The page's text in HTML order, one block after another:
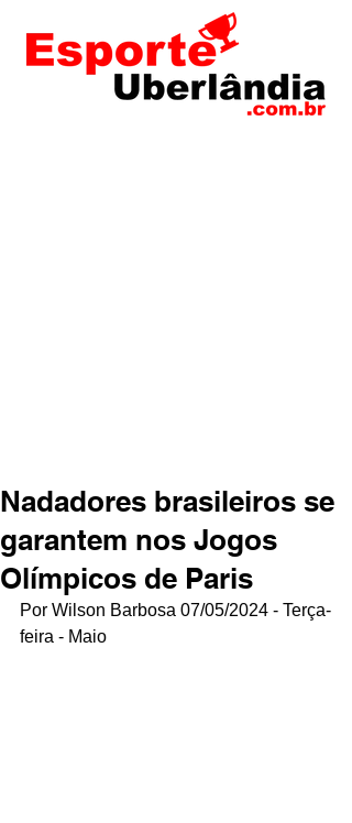
Nadadores brasileiros se
garantem nos Jogos
Olímpicos de Paris
Por Wilson Barbosa 07/05/2024 - Terça-
feira - Maio